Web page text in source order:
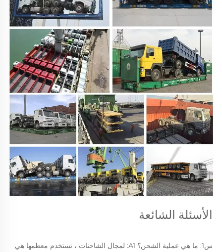
الأسئلة الشائعة